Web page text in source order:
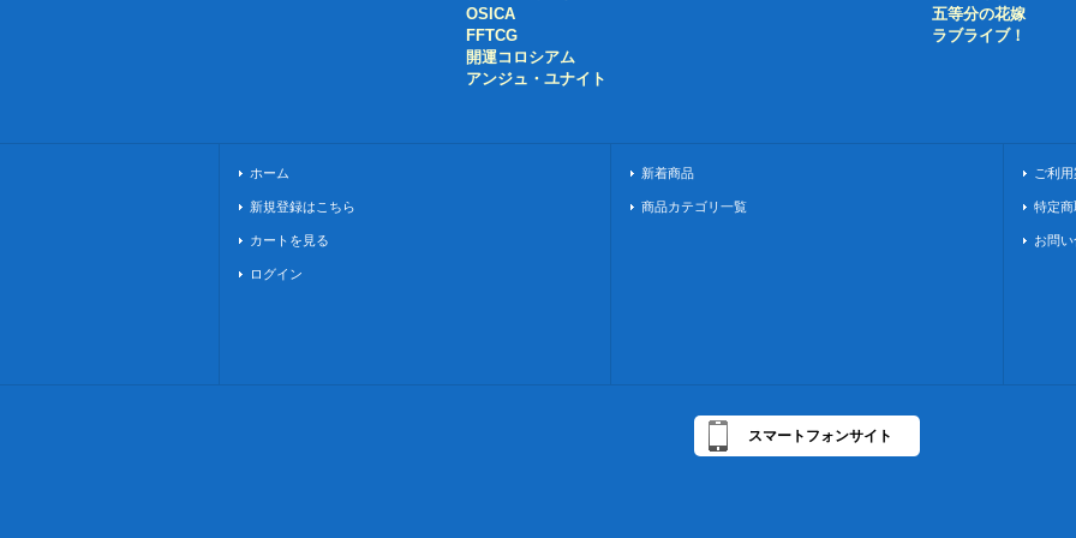
OSICA
FFTCG
開運コロシアム
アンジュ・ユナイト
五等分の花嫁
ラブライブ！
ホーム
新規登録はこちら
カートを見る
ログイン
新着商品
商品カテゴリ一覧
ご利
特定
お問
スマートフォンサイト